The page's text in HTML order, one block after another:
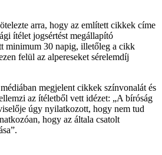
arra, hogy az említett cikkek címe
ítélet jogsértést megállapító
minimum 30 napig, illetőleg a cikk
felül az alpereseket sérelemdíj
megjelent cikkek színvonalát és
az ítéletből vett idézet: „A bíróság
úgy nyilatkozott, hogy nem tud
hogy az általa csatolt